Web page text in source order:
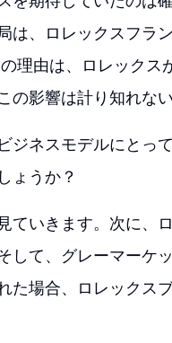
は、ロレックスフラ
理由は、ロレックス
影響は計り知れな
ジネスモデルにとっ
ょうか？
ていきます。次に、
て、グレーマーケ
た場合、ロレックス